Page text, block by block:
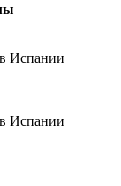
Испании
Испании